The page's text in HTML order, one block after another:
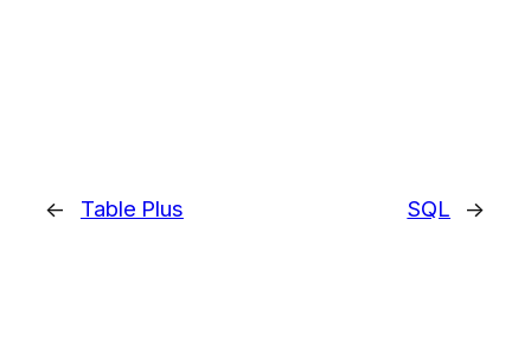
← Table Plus SQL →